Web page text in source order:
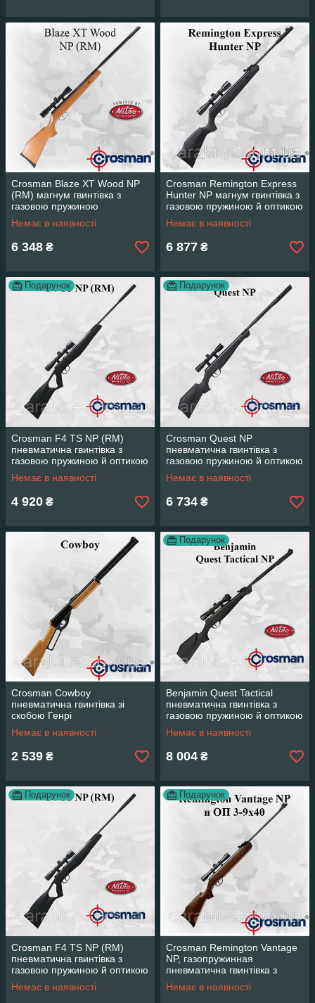
Crosman Blaze XT Wood NP
(RM) магнум гвинтівка з
газовою пружиною
Немає в наявності
6 348 ₴
Crosman Remington Express
Hunter NP магнум гвинтівка з
газовою пружиною й оптикою
4x32
Немає в наявності
6 877 ₴
Подарунок
Crosman F4 TS NP (RM)
пневматична гвинтівка з
газовою пружиною й оптикою
4х32 (Кросман Ф4)
Немає в наявності
4 920 ₴
Подарунок
Crosman Quest NP
пневматична гвинтівка з
газовою пружиною й оптикою
4х32 (Кросман Квест)
Немає в наявності
6 734 ₴
Crosman Cowboy
пневматична гвинтівка зі
скобою Генрі
Немає в наявності
2 539 ₴
Подарунок
Benjamin Quest Tactical
пневматична гвинтівка з
газовою пружиною й оптикою
4х32 (Кросман Квест
Тактикал)
Немає в наявності
8 004 ₴
Подарунок
Crosman F4 TS NP (RM)
пневматична гвинтівка з
газовою пружиною й оптикою
Rifle scope 3-9x40 (Кросман
Ф4)
Немає в наявності
Подарунок
Crosman Remington Vantage
NP, газопружинная
пневматична гвинтівка з
оптикою 4х32
Немає в наявності